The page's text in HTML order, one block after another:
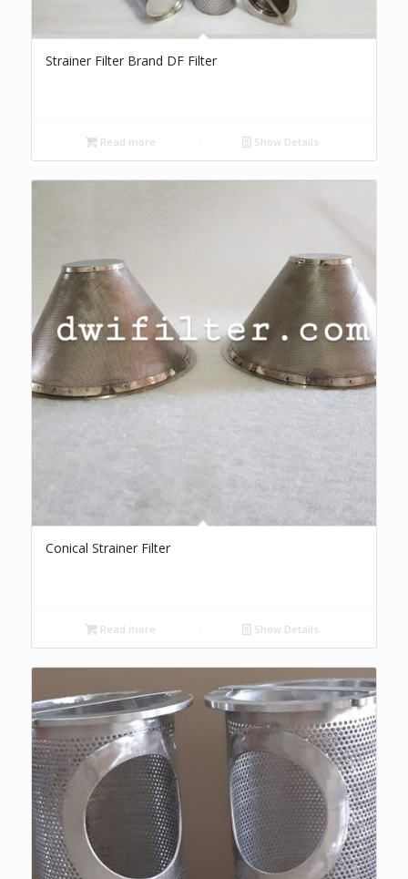
Strainer Filter Brand DF Filter
Read more Show Details
Conical Strainer Filter
Read more Show Details